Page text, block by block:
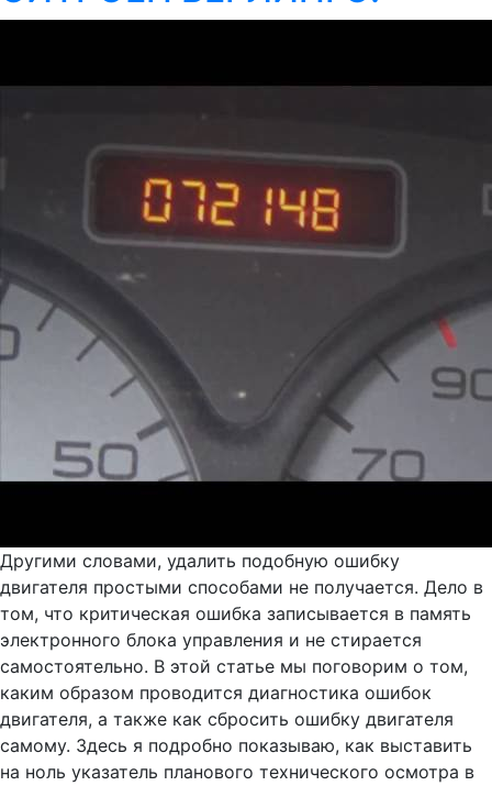
Другими словами, удалить подобную ошибку
двигателя простыми способами не получается. Дело в
том, что критическая ошибка записывается в память
электронного блока управления и не стирается
самостоятельно. В этой статье мы поговорим о том,
каким образом проводится диагностика ошибок
двигателя, а также как сбросить ошибку двигателя
самому. Здесь я подробно показываю, как выставить
на ноль указатель планового технического осмотра в